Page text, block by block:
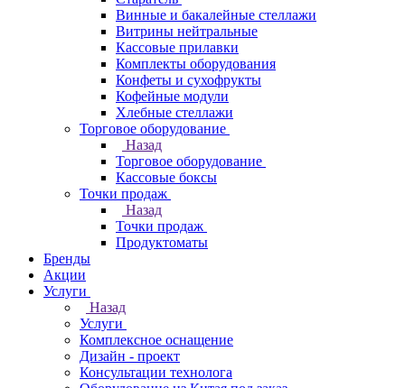
Винные и бакалейные стеллажи
Витрины нейтральные
Кассовые прилавки
Комплекты оборудования
Конфеты и сухофрукты
Кофейные модули
Хлебные стеллажи
Торговое оборудование
Назад
Торговое оборудование
Кассовые боксы
Точки продаж
Назад
Точки продаж
Продуктоматы
Бренды
Акции
Услуги
Назад
Услуги
Комплексное оснащение
Дизайн - проект
Консультации технолога